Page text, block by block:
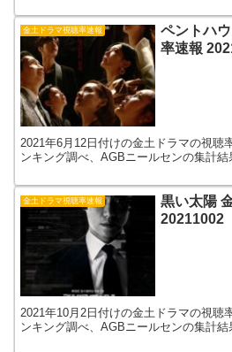
金土ドラマ視聴率速報
ペントハ
率速報
2021年6月12日付けの金土ドラマの視聴
ンキング調べ、AGBニールセンの集計結
金土ドラマ視聴率速報
黒い太陽
20211002
2021年10月2日付けの金土ドラマの視聴
ンキング調べ、AGBニールセンの集計結